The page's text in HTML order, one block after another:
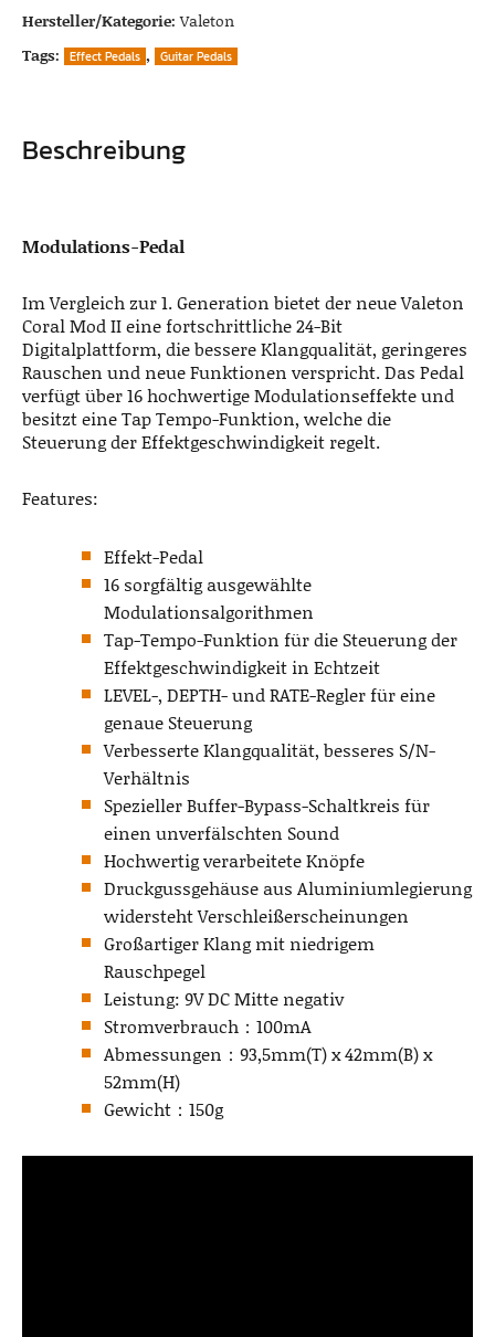
Hersteller/Kategorie:Valeton
Tags:
Effect Pedals , Guitar Pedals
Beschreibung
Modulations-Pedal
Im Vergleich zur 1. Generation bietet der neue Valeton
Coral Mod II eine fortschrittliche 24-Bit
Digitalplattform, die bessere Klangqualität, geringeres
Rauschen und neue Funktionen verspricht. Das Pedal
verfügt über 16 hochwertige Modulationseffekte und
besitzt eine Tap Tempo-Funktion, welche die
Steuerung der Effektgeschwindigkeit regelt.
Features:
Effekt-Pedal
16 sorgfältig ausgewählte
Modulationsalgorithmen
Tap-Tempo-Funktion für die Steuerung der
Effektgeschwindigkeit in Echtzeit
LEVEL-, DEPTH- und RATE-Regler für eine
genaue Steuerung
Verbesserte Klangqualität, besseres S/N-
Verhältnis
Spezieller Buffer-Bypass-Schaltkreis für
einen unverfälschten Sound
Hochwertig verarbeitete Knöpfe
Druckgussgehäuse aus Aluminiumlegierung
widersteht Verschleißerscheinungen
Großartiger Klang mit niedrigem
Rauschpegel
Leistung: 9V DC Mitte negativ
Stromverbrauch：100mA
Abmessungen：93,5mm(T) x 42mm(B) x
52mm(H)
Gewicht：150g